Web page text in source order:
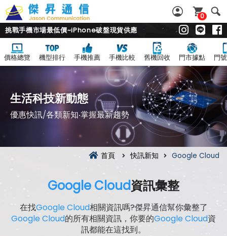
0
挑戰手機市場最低價~iPhone破盤現貨供應
價格總覽 機型排行 手機推薦 手機比較 舊機回收 門市據點 門
生活科技新動態
優惠快訊/各類新知‧掌握最新趨勢
首頁 快訊新知 Google Cloud
Google Cloud資訊彙整
在找Google Cloud相關資訊嗎?傑昇通信幫你彙整了
Google Cloud的所有相關資訊，你要的Google Cloud資
訊都能在這找到。